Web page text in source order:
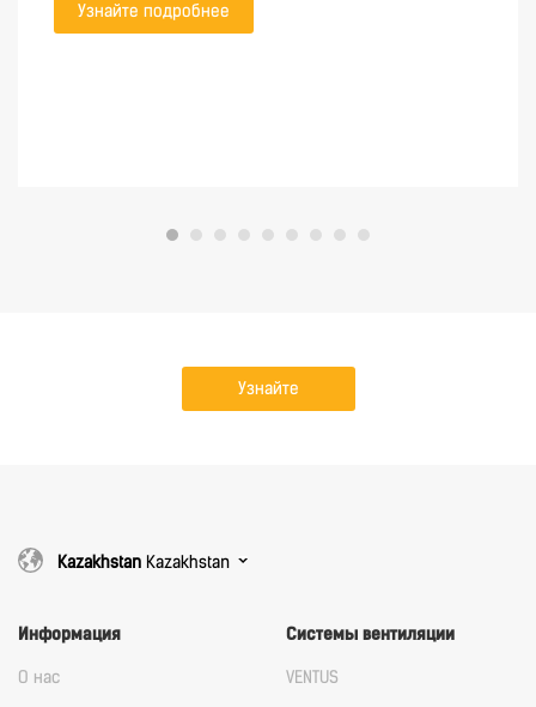
Узнайте подробнее
Узнайте
Kazakhstan Kazakhstan
Информация
О нас
Системы вентиляции
VENTUS